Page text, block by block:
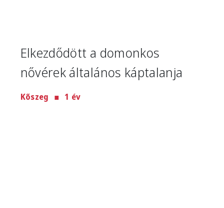
Elkezdődött a domonkos
nővérek általános káptalanja
Kőszeg 1 év